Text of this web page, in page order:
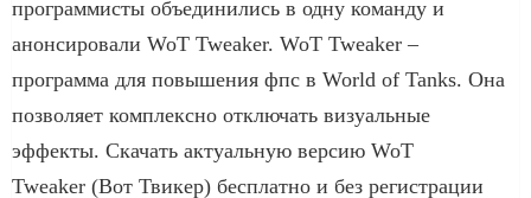
программисты объединились в одну команду и
анонсировали WoT Tweaker. WoT Tweaker –
программа для повышения фпс в World of Tanks. Она
позволяет комплексно отключать визуальные
эффекты. Скачать актуальную версию WoT
Tweaker (Вот Твикер) бесплатно и без регистрации